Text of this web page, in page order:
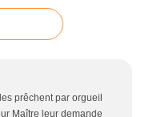
prêchent par orgueil
Maître leur demande